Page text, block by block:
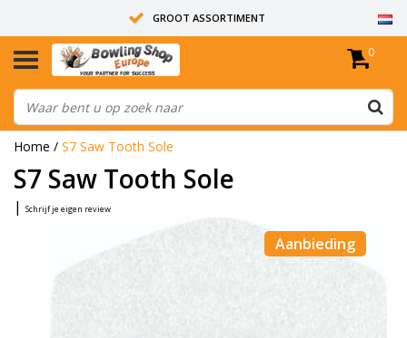
GROOT ASSORTIMENT
14 DAGEN RETOUR RECHT
ALLE BOWLINGBALLEN ZIJN ONGEBOORD
0
Home / S7 Saw Tooth Sole
S7 Saw Tooth Sole
| Schrijf je eigen review
Aanbieding